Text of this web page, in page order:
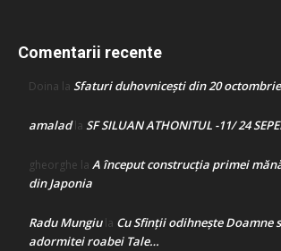
Comentarii recente
Doina la Sfaturi duhovnicești din 20 octombrie
amaladla SF SILUAN ATHONITUL -11/ 24
gheorghe la A început construcţia primei
din Japonia
Radu Mungiula Cu Sfinții odihnește Doamne
adormitei roabei Tale…